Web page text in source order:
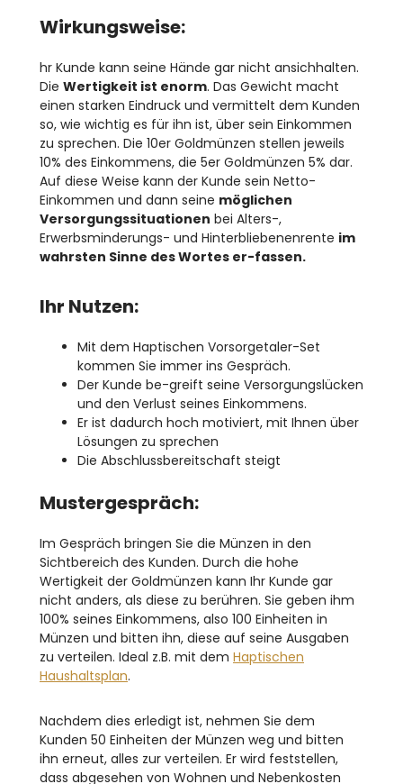
Wirkungsweise:
hr Kunde kann seine Hände gar nicht ansichhalten.
Die Wertigkeit ist enorm. Das Gewicht macht
einen starken Eindruck und vermittelt dem Kunden
so, wie wichtig es für ihn ist, über sein Einkommen
zu sprechen. Die 10er Goldmünzen stellen jeweils
10% des Einkommens, die 5er Goldmünzen 5% dar.
Auf diese Weise kann der Kunde sein Netto-
Einkommen und dann seine möglichen
Versorgungssituationen bei Alters-,
Erwerbsminderungs- und Hinterbliebenenrente im
wahrsten Sinne des Wortes er-fassen.
Ihr Nutzen:
Mit dem Haptischen Vorsorgetaler-Set
kommen Sie immer ins Gespräch.
Der Kunde be-greift seine Versorgungslücken
und den Verlust seines Einkommens.
Er ist dadurch hoch motiviert, mit Ihnen über
Lösungen zu sprechen
Die Abschlussbereitschaft steigt
Mustergespräch:
Im Gespräch bringen Sie die Münzen in den
Sichtbereich des Kunden. Durch die hohe
Wertigkeit der Goldmünzen kann Ihr Kunde gar
nicht anders, als diese zu berühren. Sie geben ihm
100% seines Einkommens, also 100 Einheiten in
Münzen und bitten ihn, diese auf seine Ausgaben
zu verteilen. Ideal z.B. mit dem Haptischen
Haushaltsplan.
Nachdem dies erledigt ist, nehmen Sie dem
Kunden 50 Einheiten der Münzen weg und bitten
ihn erneut, alles zur verteilen. Er wird feststellen,
dass abgesehen von Wohnen und Nebenkosten